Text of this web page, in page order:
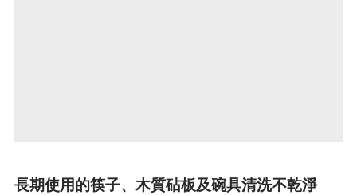
長期使用的筷子、木質砧板及碗具清洗不乾淨